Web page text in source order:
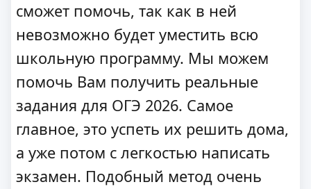
сможет помочь, так как в ней
невозможно будет уместить всю
школьную программу. Мы можем
помочь Вам получить реальные
задания для ОГЭ 2026. Самое
главное, это успеть их решить дома,
а уже потом с легкостью написать
экзамен. Подобный метод очень